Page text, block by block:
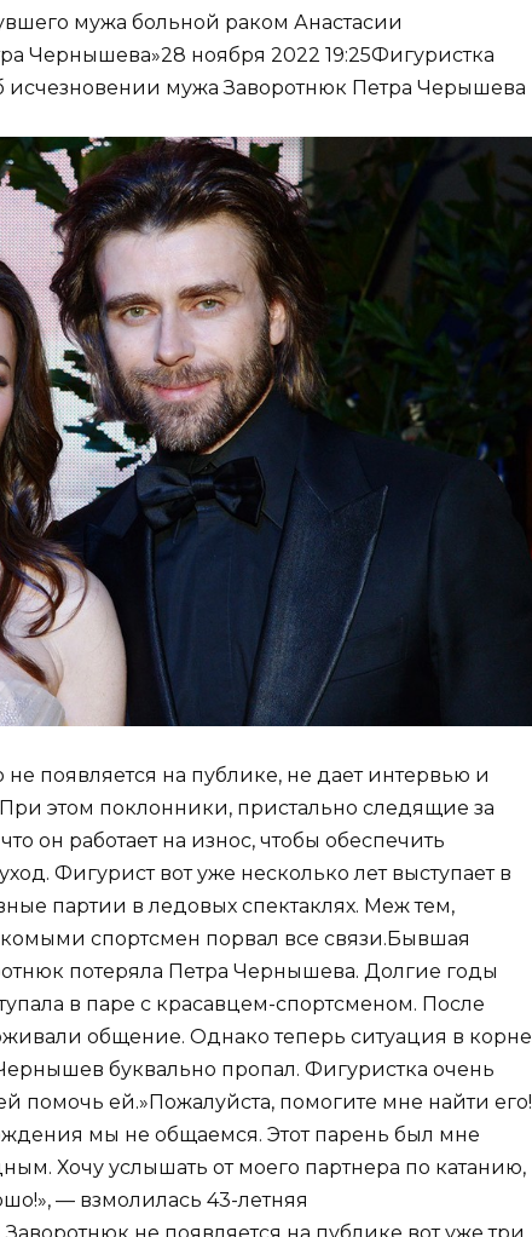
мужа больной раком Анастасии
Чернышева»28 ноября 2022 19:25Фигуристка
исчезновении мужа Заворотнюк Петра Черышева
появляется на публике, не дает интервью и
этом поклонники, пристально следящие за
он работает на износ, чтобы обеспечить
Фигурист вот уже несколько лет выступает в
партии в ледовых спектаклях. Меж тем,
спортсмен порвал все связи.Бывшая
потеряла Петра Чернышева. Долгие годы
в паре с красавцем-спортсменом. После
общение. Однако теперь ситуация в корне
буквально пропал. Фигуристка очень
помочь ей.»Пожалуйста, помогите мне найти его!
мы не общаемся. Этот парень был мне
Хочу услышать от моего партнера по катанию,
— взмолилась 43-летняя